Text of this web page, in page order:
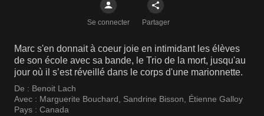
Se connecter Partager
Marc s'en donnait à coeur joie en intimidant les élèves
de son école avec sa bande, le Trio de la mort, jusqu'au
jour où il s’est réveillé dans le corps d'une marionnette.
De : Benoit Lach
Avec : Marguerite Bouchard Sandrine Bisson
Étienne Galloy
Pays : Canada